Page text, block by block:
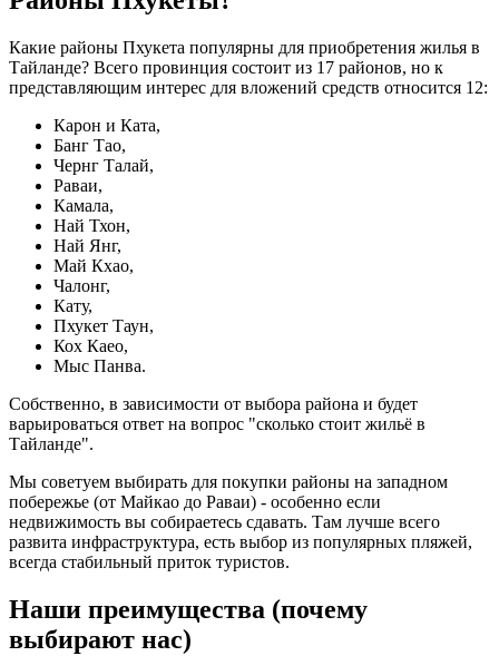
Какие районы Пхукета популярны для приобретения жилья в
Тайланде? Всего провинция состоит из 17 районов, но к
представляющим интерес для вложений средств относится 12:
Карон и Ката,
Банг Тао,
Чернг Талай,
Раваи,
Камала,
Най Тхон,
Най Янг,
Май Кхао,
Чалонг,
Кату,
Пхукет Таун,
Кох Каео,
Мыс Панва.
Собственно, в зависимости от выбора района и будет
варьироваться ответ на вопрос "сколько стоит жильё в
Тайланде".
Мы советуем выбирать для покупки районы на западном
побережье (от Майкао до Раваи) - особенно если
недвижимость вы собираетесь сдавать. Там лучше всего
развита инфраструктура, есть выбор из популярных пляжей,
всегда стабильный приток туристов.
Наши преимущества (почему
выбирают нас)